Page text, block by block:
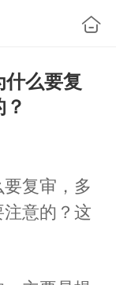
么要复
复审，多
意的？这